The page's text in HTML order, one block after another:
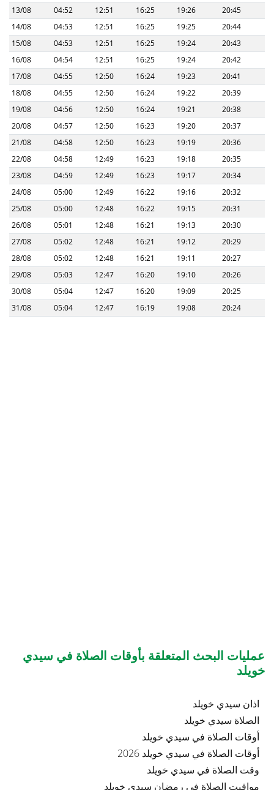
13/08
04:52 12:51 16:25 19:26
20:45
14/08
04:53 12:51 16:25 19:25
20:44
15/08
04:53 12:51 16:25 19:24
20:43
16/08
04:54 12:51 16:25 19:24
20:42
17/08
04:55 12:50 16:24 19:23
20:41
18/08
04:55 12:50 16:24 19:22
20:39
19/08
04:56 12:50 16:24 19:21
20:38
20/08
04:57 12:50 16:23 19:20
20:37
21/08
04:58 12:50 16:23 19:19
20:36
22/08
04:58 12:49 16:23 19:18
20:35
23/08
04:59 12:49 16:23 19:17
20:34
24/08
05:00 12:49 16:22 19:16
20:32
25/08
05:00 12:48 16:22 19:15
20:31
26/08
05:01 12:48 16:21 19:13
20:30
27/08
05:02 12:48 16:21 19:12
20:29
28/08
05:02 12:48 16:21 19:11
20:27
29/08
05:03 12:47 16:20 19:10
20:26
30/08
05:04 12:47 16:20 19:09
20:25
31/08
05:04 12:47 16:19 19:08 20:24
عمليات البحث المتعلقة بأوقات الصلاة في سيدي
خويلد
اذان سيدي خويلد
الصلاة سيدي خويلد
أوقات الصلاة في سيدي خويلد
أوقات الصلاة في سيدي خويلد 2026
وقت الصلاة في سيدي خويلد
مواقيت الصلاة في رمضان سيدي خويلد